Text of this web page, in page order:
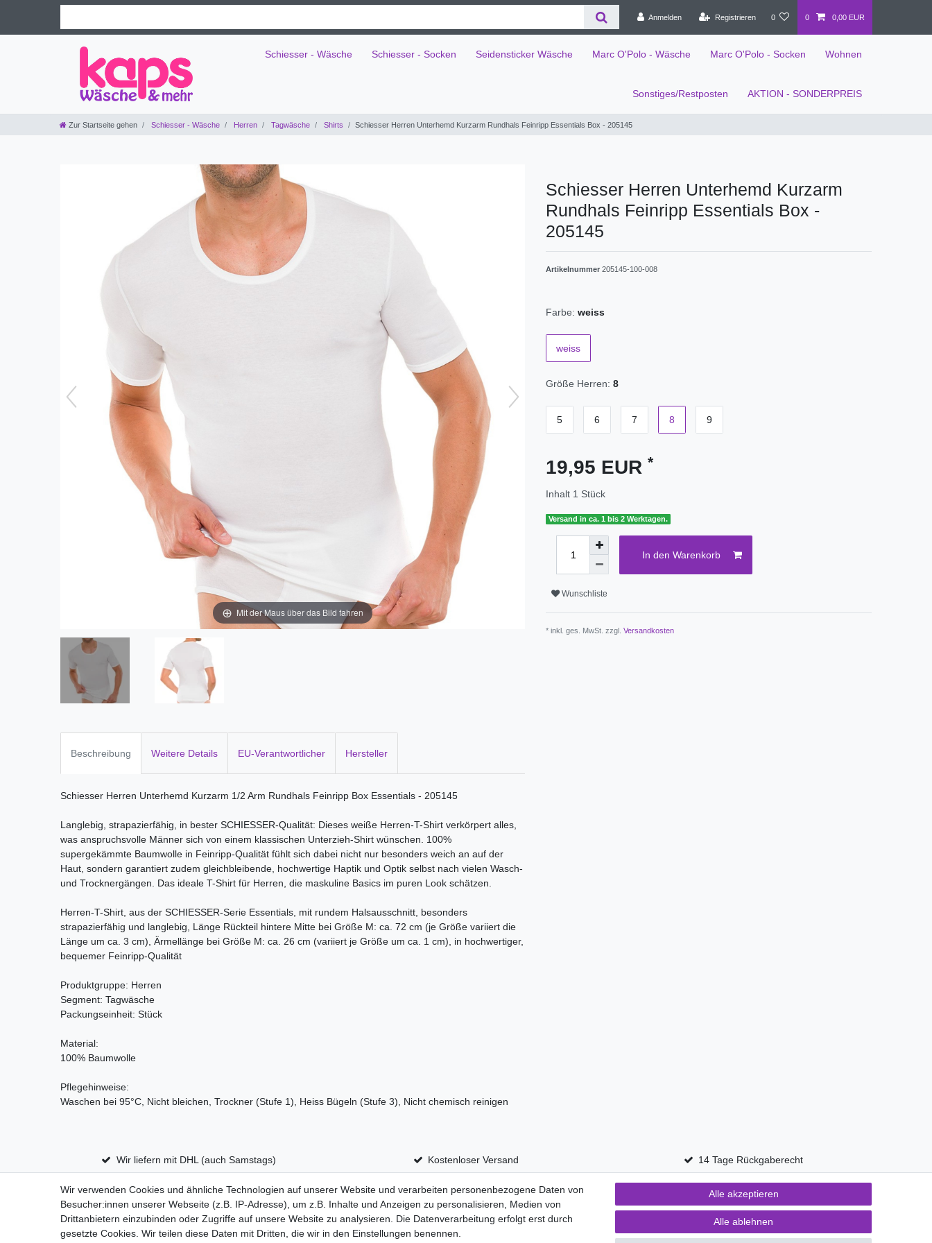
Anmelden Registrieren 0 0 0,00 EUR
Schiesser - Wäsche Schiesser - Socken Seidensticker Wäsche Marc O'Polo - Wäsche Marc O'Polo - Socken Wohnen
Sonstiges/Restposten AKTION - SONDERPREIS
Zur Startseite gehen Schiesser - Wäsche Herren Tagwäsche Shirts Schiesser Herren Unterhemd Kurzarm Rundhals Feinripp Essentials Box - 205145
Mit der Maus über das Bild fahren
Schiesser Herren Unterhemd Kurzarm
Rundhals Feinripp Essentials Box -
205145
Artikelnummer 205145-100-008
Farbe: weiss
weiss
Größe Herren: 8
5 6 7 8 9
19,95 EUR *
Inhalt 1 Stück
Versand in ca. 1 bis 2 Werktagen.
In den Warenkorb
Wunschliste
* inkl. ges. MwSt. zzgl. Versandkosten
Beschreibung Weitere Details EU-Verantwortlicher Hersteller
Schiesser Herren Unterhemd Kurzarm 1/2 Arm Rundhals Feinripp Box Essentials - 205145
Langlebig, strapazierfähig, in bester SCHIESSER-Qualität: Dieses weiße Herren-T-Shirt verkörpert alles,
was anspruchsvolle Männer sich von einem klassischen Unterzieh-Shirt wünschen. 100%
supergekämmte Baumwolle in Feinripp-Qualität fühlt sich dabei nicht nur besonders weich an auf der
Haut, sondern garantiert zudem gleichbleibende, hochwertige Haptik und Optik selbst nach vielen Wasch-
und Trocknergängen. Das ideale T-Shirt für Herren, die maskuline Basics im puren Look schätzen.
Herren-T-Shirt, aus der SCHIESSER-Serie Essentials, mit rundem Halsausschnitt, besonders
strapazierfähig und langlebig, Länge Rückteil hintere Mitte bei Größe M: ca. 72 cm (je Größe variiert die
Länge um ca. 3 cm), Ärmellänge bei Größe M: ca. 26 cm (variiert je Größe um ca. 1 cm), in hochwertiger,
bequemer Feinripp-Qualität
Produktgruppe: Herren
Segment: Tagwäsche
Packungseinheit: Stück
Material:
100% Baumwolle
Pflegehinweise:
Waschen bei 95°C, Nicht bleichen, Trockner (Stufe 1), Heiss Bügeln (Stufe 3), Nicht chemisch reinigen
Wir liefern mit DHL (auch Samstags) Kostenloser Versand 14 Tage Rückgaberecht
Impressum Daten­schutz­erklärung AGB Widerrufs­recht Vertrag widerrufen
Wir verwenden Cookies und ähnliche Technologien auf unserer Website und verarbeiten personenbezogene Daten von
Besucher:innen unserer Webseite (z.B. IP-Adresse), um z.B. Inhalte und Anzeigen zu personalisieren, Medien von
Drittanbietern einzubinden oder Zugriffe auf unsere Website zu analysieren. Die Datenverarbeitung erfolgt erst durch
gesetzte Cookies. Wir teilen diese Daten mit Dritten, die wir in den Einstellungen benennen.
Alle akzeptieren
Alle ablehnen